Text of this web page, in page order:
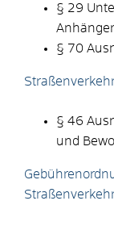
§ 29
Anhänger
§ 70
§ 46
und